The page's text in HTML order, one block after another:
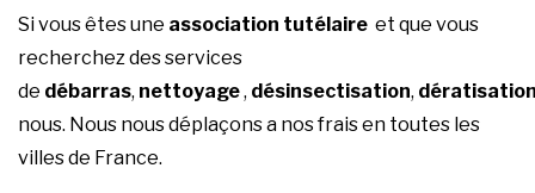
Si vous êtes une association tutélaire et que vous
recherchez desservices
de débarras, nettoyage, désinsectisation,
nous. Nous nous déplaçons a nos frais en toutes les
villes de France.